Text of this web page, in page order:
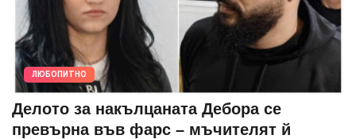
ЛЮБОПИТНО
Делото за накълцаната Дебора се
превърна във фарс – мъчителят й